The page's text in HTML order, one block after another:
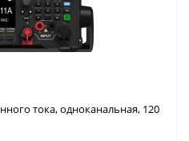
тока, одноканальная, 120